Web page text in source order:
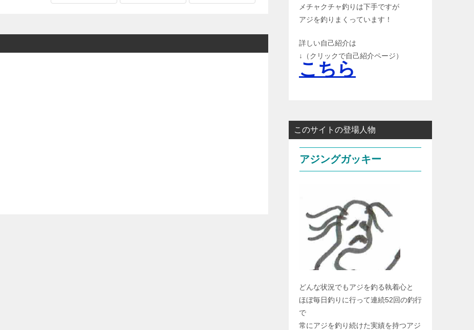
メチャクチャ釣りは下手ですが
アジを釣りまくっています！
詳しい自己紹介は
↓（クリックで自己紹介ページ）
こちら
このサイトの登場人物
アジングガッキー
どんな状況でもアジを釣る執着心と
ほぼ毎日釣りに行って連続52回の釣行
で
常にアジを釣り続けた実績を持つアジ